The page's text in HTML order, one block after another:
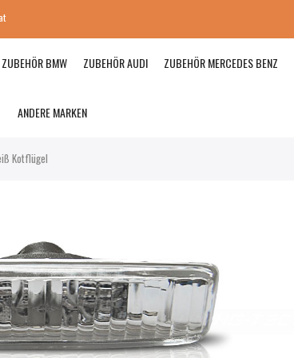
ZUBEHÖR BMW ZUBEHÖR AUDI ZUBEHÖR MERCEDES BENZ
ANDERE MARKEN
Kotflügel